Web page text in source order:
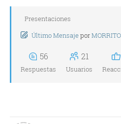
Presentaciones
Último Mensajepor
56
Respuestas
21
Usuarios